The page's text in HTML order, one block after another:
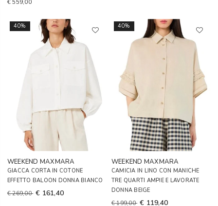
€ 559,00
40%
WEEKEND MAXMARA
GIACCA CORTA IN COTONE
EFFETTO BALOON DONNA BIANCO
€ 269,00 € 161,40
40%
WEEKEND MAXMARA
CAMICIA IN LINO CON MANICHE
TRE QUARTI AMPIE E LAVORATE
DONNA BEIGE
€ 199,00 € 119,40